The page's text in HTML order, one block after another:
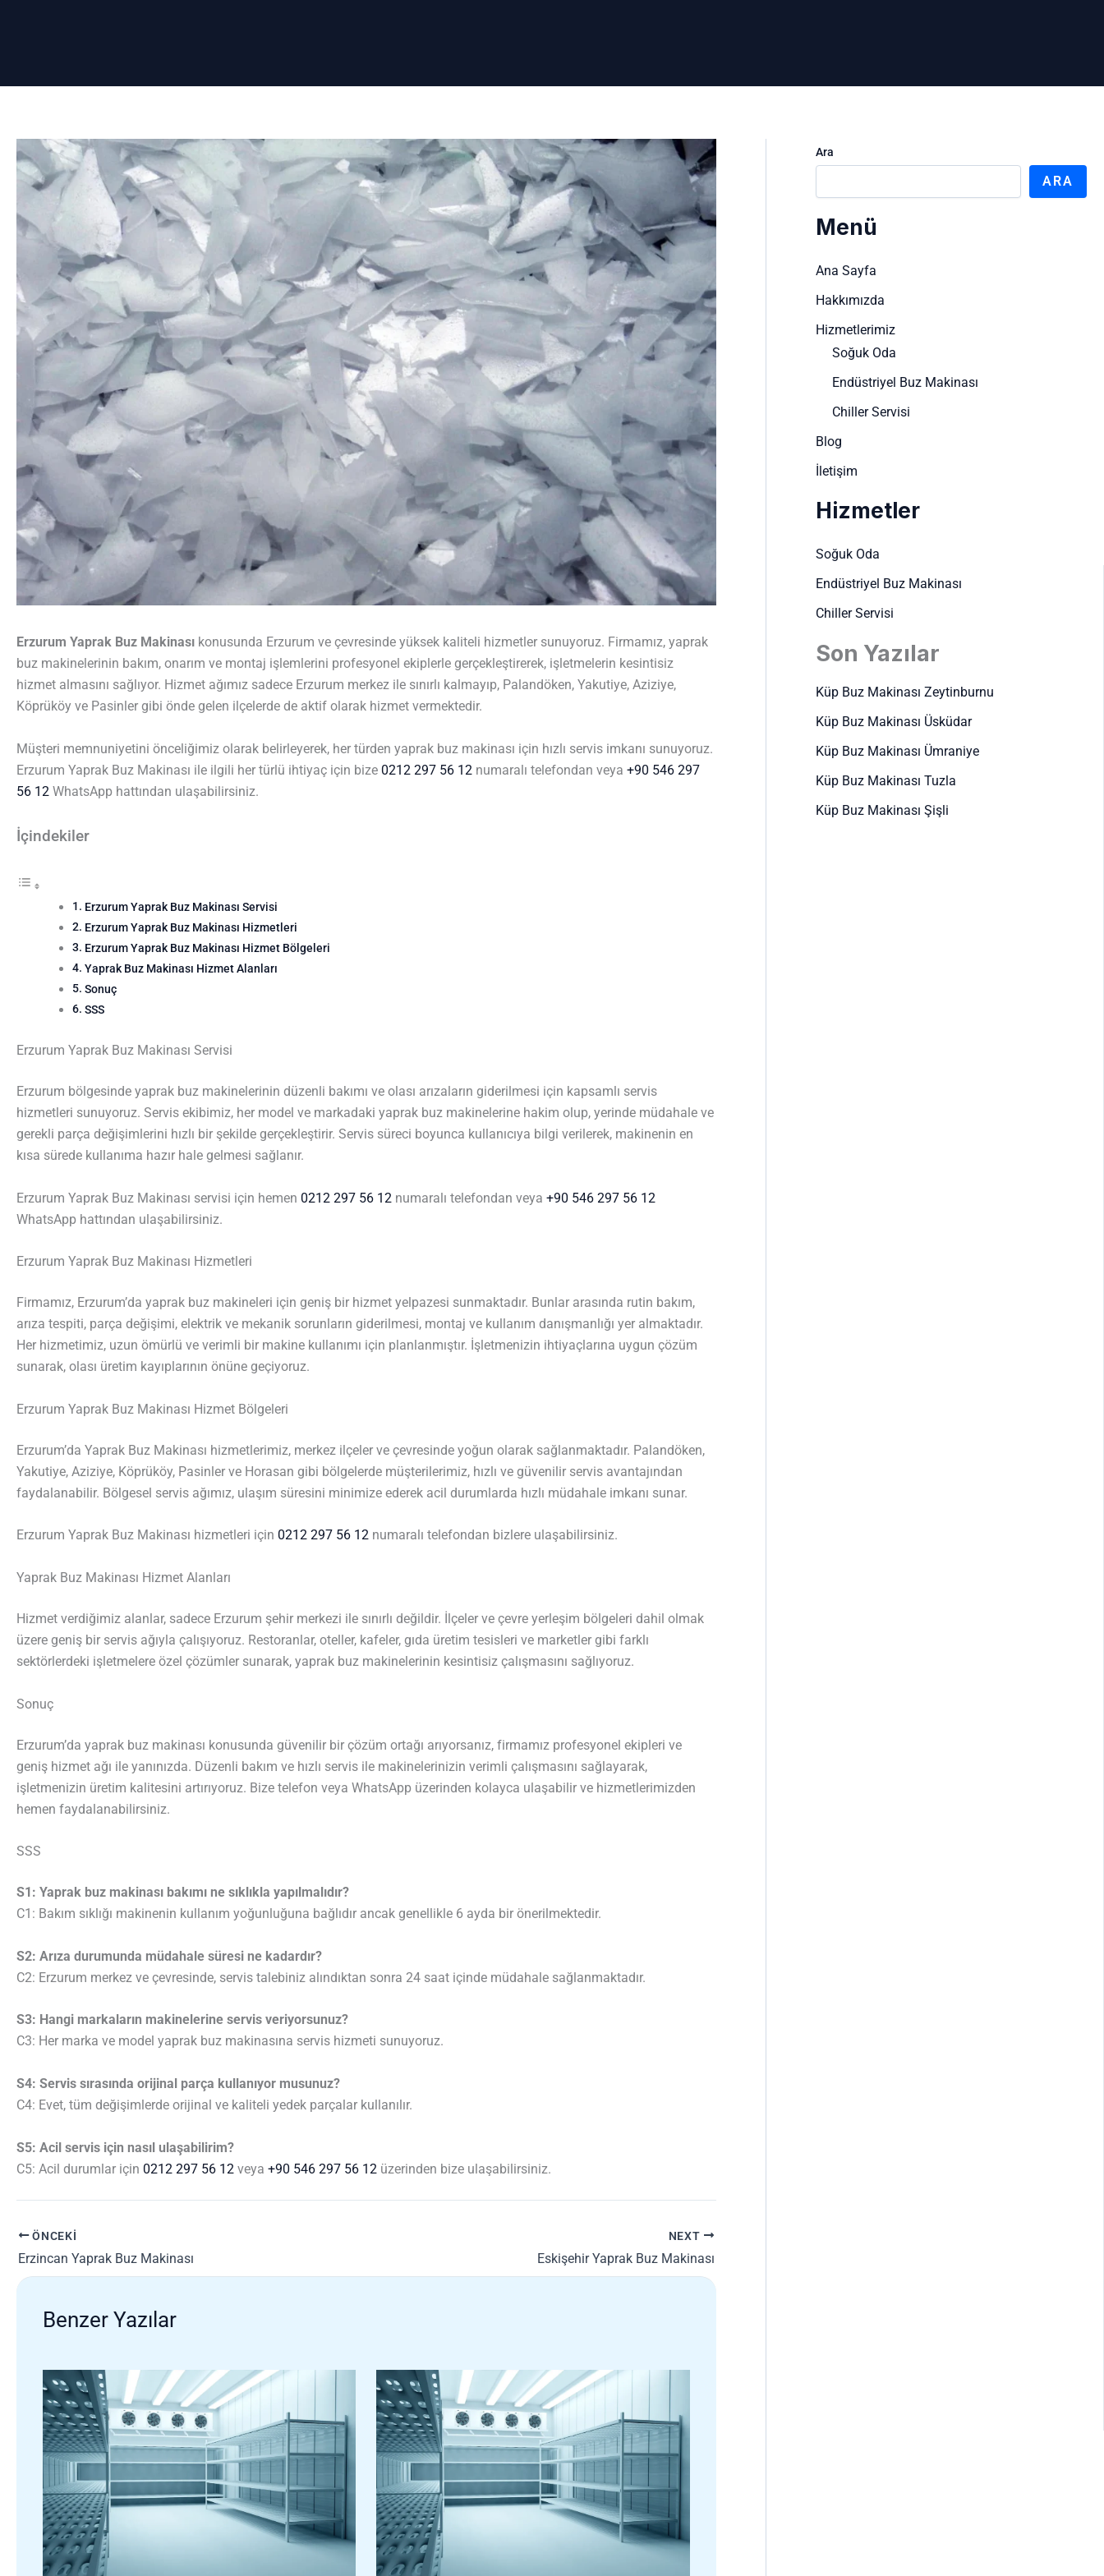
Erzurum Yaprak Buz Makinası konusunda Erzurum ve çevresinde yüksek kaliteli hizmetler sunuyoruz. Firmamız, yaprak
buz makinelerinin bakım, onarım ve montaj işlemlerini profesyonel ekiplerle gerçekleştirerek, işletmelerin kesintisiz
hizmet almasını sağlıyor. Hizmet ağımız sadece Erzurum merkez ile sınırlı kalmayıp, Palandöken, Yakutiye, Aziziye,
Köprüköy ve Pasinler gibi önde gelen ilçelerde de aktif olarak hizmet vermektedir.
Müşteri memnuniyetini önceliğimiz olarak belirleyerek, her türden yaprak buz makinası için hızlı servis imkanı sunuyoruz.
Erzurum Yaprak Buz Makinası ile ilgili her türlü ihtiyaç için bize 0212 297 56 12 numaralı telefondan veya +90 546 297
56 12 WhatsApp hattından ulaşabilirsiniz.
İçindekiler
Erzurum Yaprak Buz Makinası Servisi
Erzurum Yaprak Buz Makinası Hizmetleri
Erzurum Yaprak Buz Makinası Hizmet Bölgeleri
Yaprak Buz Makinası Hizmet Alanları
Sonuç
SSS
Erzurum Yaprak Buz Makinası Servisi
Erzurum bölgesinde yaprak buz makinelerinin düzenli bakımı ve olası arızaların giderilmesi için kapsamlı servis
hizmetleri sunuyoruz. Servis ekibimiz, her model ve markadaki yaprak buz makinelerine hakim olup, yerinde müdahale ve
gerekli parça değişimlerini hızlı bir şekilde gerçekleştirir. Servis süreci boyunca kullanıcıya bilgi verilerek, makinenin en
kısa sürede kullanıma hazır hale gelmesi sağlanır.
Erzurum Yaprak Buz Makinası servisi için hemen 0212 297 56 12 numaralı telefondan veya +90 546 297 56 12
WhatsApp hattından ulaşabilirsiniz.
Erzurum Yaprak Buz Makinası Hizmetleri
Firmamız, Erzurum’da yaprak buz makineleri için geniş bir hizmet yelpazesi sunmaktadır. Bunlar arasında rutin bakım,
arıza tespiti, parça değişimi, elektrik ve mekanik sorunların giderilmesi, montaj ve kullanım danışmanlığı yer almaktadır.
Her hizmetimiz, uzun ömürlü ve verimli bir makine kullanımı için planlanmıştır. İşletmenizin ihtiyaçlarına uygun çözüm
sunarak, olası üretim kayıplarının önüne geçiyoruz.
Erzurum Yaprak Buz Makinası Hizmet Bölgeleri
Erzurum’da Yaprak Buz Makinası hizmetlerimiz, merkez ilçeler ve çevresinde yoğun olarak sağlanmaktadır. Palandöken,
Yakutiye, Aziziye, Köprüköy, Pasinler ve Horasan gibi bölgelerde müşterilerimiz, hızlı ve güvenilir servis avantajından
faydalanabilir. Bölgesel servis ağımız, ulaşım süresini minimize ederek acil durumlarda hızlı müdahale imkanı sunar.
Erzurum Yaprak Buz Makinası hizmetleri için 0212 297 56 12 numaralı telefondan bizlere ulaşabilirsiniz.
Yaprak Buz Makinası Hizmet Alanları
Hizmet verdiğimiz alanlar, sadece Erzurum şehir merkezi ile sınırlı değildir. İlçeler ve çevre yerleşim bölgeleri dahil olmak
üzere geniş bir servis ağıyla çalışıyoruz. Restoranlar, oteller, kafeler, gıda üretim tesisleri ve marketler gibi farklı
sektörlerdeki işletmelere özel çözümler sunarak, yaprak buz makinelerinin kesintisiz çalışmasını sağlıyoruz.
Sonuç
Erzurum’da yaprak buz makinası konusunda güvenilir bir çözüm ortağı arıyorsanız, firmamız profesyonel ekipleri ve
geniş hizmet ağı ile yanınızda. Düzenli bakım ve hızlı servis ile makinelerinizin verimli çalışmasını sağlayarak,
işletmenizin üretim kalitesini artırıyoruz. Bize telefon veya WhatsApp üzerinden kolayca ulaşabilir ve hizmetlerimizden
hemen faydalanabilirsiniz.
SSS
S1: Yaprak buz makinası bakımı ne sıklıkla yapılmalıdır?
C1: Bakım sıklığı makinenin kullanım yoğunluğuna bağlıdır ancak genellikle 6 ayda bir önerilmektedir.
S2: Arıza durumunda müdahale süresi ne kadardır?
C2: Erzurum merkez ve çevresinde, servis talebiniz alındıktan sonra 24 saat içinde müdahale sağlanmaktadır.
S3: Hangi markaların makinelerine servis veriyorsunuz?
C3: Her marka ve model yaprak buz makinasına servis hizmeti sunuyoruz.
S4: Servis sırasında orijinal parça kullanıyor musunuz?
C4: Evet, tüm değişimlerde orijinal ve kaliteli yedek parçalar kullanılır.
S5: Acil servis için nasıl ulaşabilirim?
C5: Acil durumlar için 0212 297 56 12 veya +90 546 297 56 12 üzerinden bize ulaşabilirsiniz.
ÖNCEKI
Erzincan Yaprak Buz Makinası
NEXT
Eskişehir Yaprak Buz Makinası
Benzer Yazılar
Ara
ARA
Menü
Ana Sayfa
Hakkımızda
Hizmetlerimiz
Soğuk Oda
Endüstriyel Buz Makinası
Chiller Servisi
Blog
İletişim
Hizmetler
Soğuk Oda
Endüstriyel Buz Makinası
Chiller Servisi
Son Yazılar
Küp Buz Makinası Zeytinburnu
Küp Buz Makinası Üsküdar
Küp Buz Makinası Ümraniye
Küp Buz Makinası Tuzla
Küp Buz Makinası Şişli